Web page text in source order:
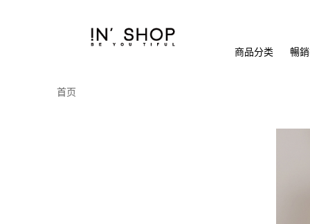
商品分类 暢
首页